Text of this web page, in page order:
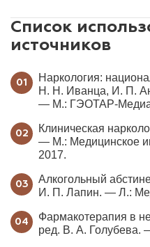
немедленно вызывать
для проведения
Список
источников
Наркология:
Н. Н. Иванца, И. П.
— М.: ГЭОТАР-
Клиническая
— М.: Медицинское
2017.
Алкогольный
И. П. Лапин. — Л.:
Фармакотерапия в
ред. В. А. Голубева.